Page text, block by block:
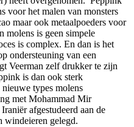
voor het malen van monsters
maar ook metaalpoeders voor
molens is geen simpele
is complex. En dan is het
ondersteuning van een
Veerman zelf drukker te zijn
is dan ook sterk
types molens
met Mohammad Mir
afgestudeerd aan de
windeieren gelegd.